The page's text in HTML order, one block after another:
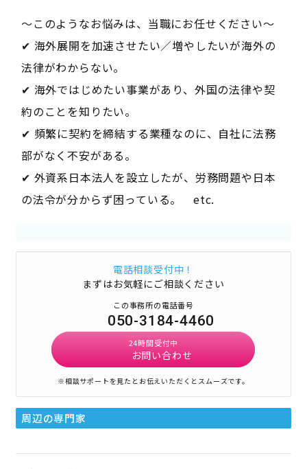
〜このようなお悩みは、当職にお任せください〜
✔ 海外展開を加速させたい／増やしたいが海外の
法律がわからない。
✔ 海外ではじめたい事業があり、外国の法律や契
約のことを知りたい。
✔ 頻繁に契約を締結する業種なのに、自社に法務
部がなく不安がある。
✔ 外資系日本法人を設立したが、労務問題や日本
の法令が分からず困っている。 etc.
電話相談受付中！
まずはお気軽にご相談ください
この事務所の電話番号
050-3184-4460
24時間受付中
お問い合わせ
※相談サポートを見たとお伝えいただくとスムーズです。
周辺の専門家